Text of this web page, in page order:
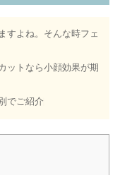
すよね。そんな時フェ
ットなら小顔効果が期
でご紹介♩